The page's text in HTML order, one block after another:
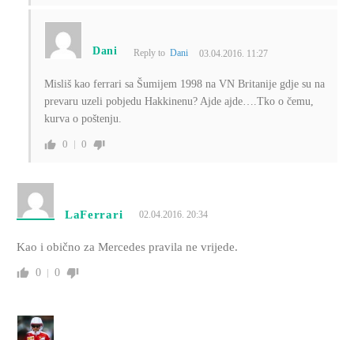
Dani Reply to Dani 03.04.2016. 11:27
Misliš kao ferrari sa Šumijem 1998 na VN Britanije gdje su na
prevaru uzeli pobjedu Hakkinenu? Ajde ajde….Tko o čemu,
kurva o poštenju.
0 0
LaFerrari 02.04.2016. 20:34
Kao i obično za Mercedes pravila ne vrijede.
0 0